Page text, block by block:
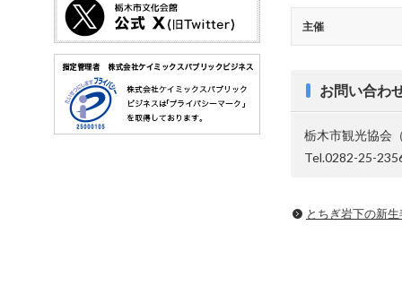
主催
お問い合わ
栃木市観光協会
Tel.0282-25-
とちぎ岩下の新